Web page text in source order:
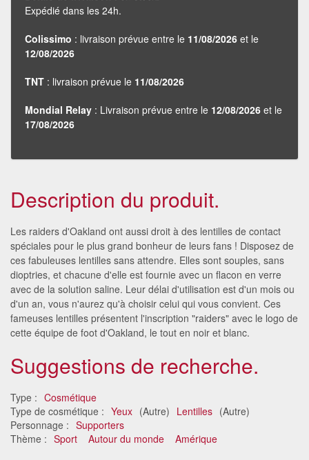
Expédié dans les 24h.
Colissimo : livraison prévue entre le 11/08/2026 et le
12/08/2026
TNT : livraison prévue le 11/08/2026
Mondial Relay : Livraison prévue entre le 12/08/2026 et le
17/08/2026
Description du produit.
Les raiders d'Oakland ont aussi droit à des lentilles de contact
spéciales pour le plus grand bonheur de leurs fans ! Disposez de
ces fabuleuses lentilles sans attendre. Elles sont souples, sans
dioptries, et chacune d'elle est fournie avec un flacon en verre
avec de la solution saline. Leur délai d'utilisation est d'un mois ou
d'un an, vous n'aurez qu'à choisir celui qui vous convient. Ces
fameuses lentilles présentent l'inscription "raiders" avec le logo de
cette équipe de foot d'Oakland, le tout en noir et blanc.
Suggestions de recherche.
Type : Cosmétique
Type de cosmétique : Yeux (Autre) Lentilles (Autre)
Personnage : Supporters
Thème : Sport Autour du monde Amérique